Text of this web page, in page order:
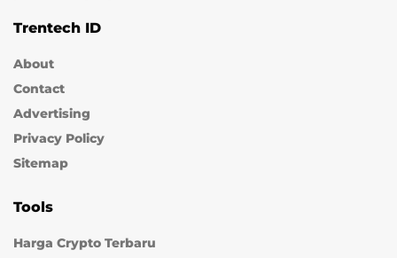
Trentech ID
About
Contact
Advertising
Privacy Policy
Sitemap
Tools
Harga Crypto Terbaru